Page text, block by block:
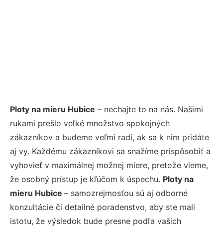
Ploty na mieru Hubice – nechajte to na nás. Našimi
rukami prešlo veľké množstvo spokojných
zákazníkov a budeme veľmi radi, ak sa k nim pridáte
aj vy. Každému zákazníkovi sa snažíme prispôsobiť a
vyhovieť v maximálnej možnej miere, pretože vieme,
že osobný prístup je kľúčom k úspechu. Ploty na
mieru Hubice – samozrejmosťou sú aj odborné
konzultácie či detailné poradenstvo, aby ste mali
istotu, že výsledok bude presne podľa vašich